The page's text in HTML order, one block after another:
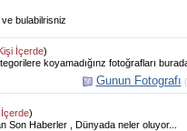
bulabilrisniz
İçerde)
koyamadığınz fotoğrafları
Gunun Fotografı
)
Son Haberler , Dünyada neler oluyor...